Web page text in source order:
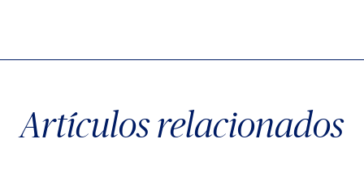
Artículos relacionados